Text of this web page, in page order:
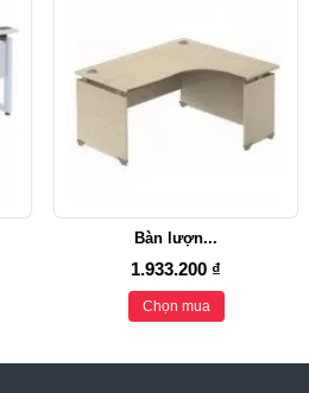
Bàn lượn...
1.933.200 ₫
Chọn mua